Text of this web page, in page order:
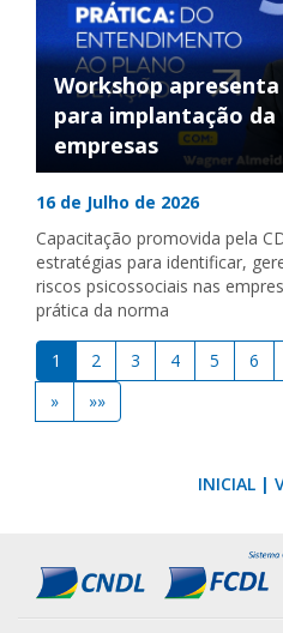
Workshop
para implantação da
empresas
16 de Julho de 2026
Capacitação promovida pela
estratégias para identificar,
riscos psicossociais nas
prática da norma
1 2 3 4 5 6
»
»»
INICIAL|